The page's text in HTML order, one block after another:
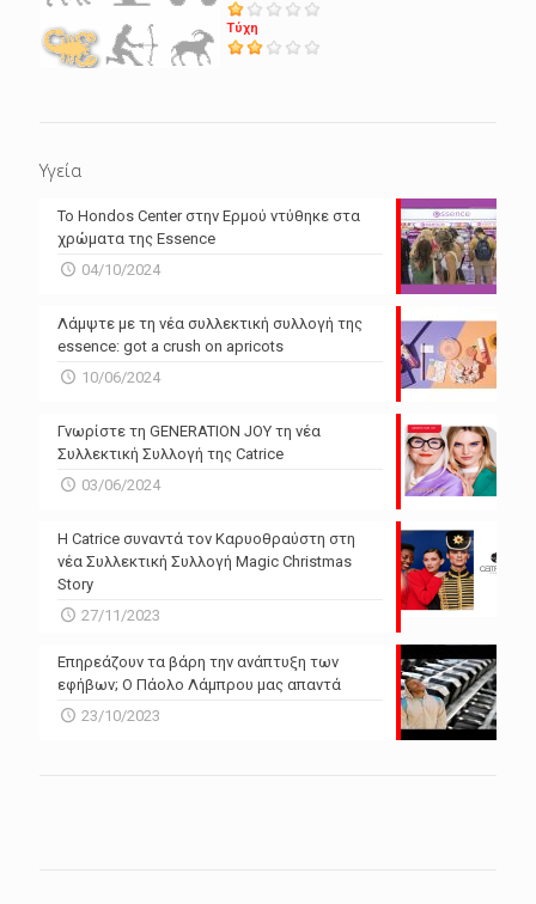
Τύχη
Υγεία
Το Hondos Center στην Ερμού ντύθηκε στα
χρώματα της Essence
04/10/2024
Λάμψτε με τη νέα συλλεκτική συλλογή της
essence: got a crush on apricots
10/06/2024
Γνωρίστε τη GENERATION JOY τη νέα
Συλλεκτική Συλλογή της Catrice
03/06/2024
Η Catrice συναντά τον Καρυοθραύστη στη
νέα Συλλεκτική Συλλογή Magic Christmas
Story
27/11/2023
Επηρεάζουν τα βάρη την ανάπτυξη των
εφήβων; Ο Πάολο Λάμπρου μας απαντά
23/10/2023